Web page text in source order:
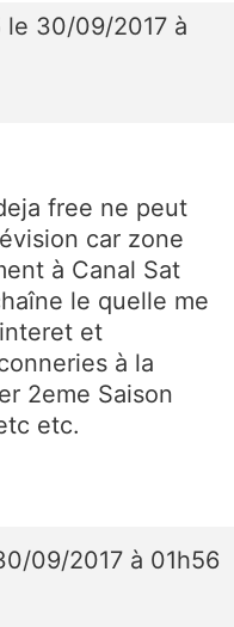
le 30/09/2017 à
free ne peut
car zone
à Canal Sat
le quelle me
et
à la
2eme Saison
etc.
09/2017 à 01h56